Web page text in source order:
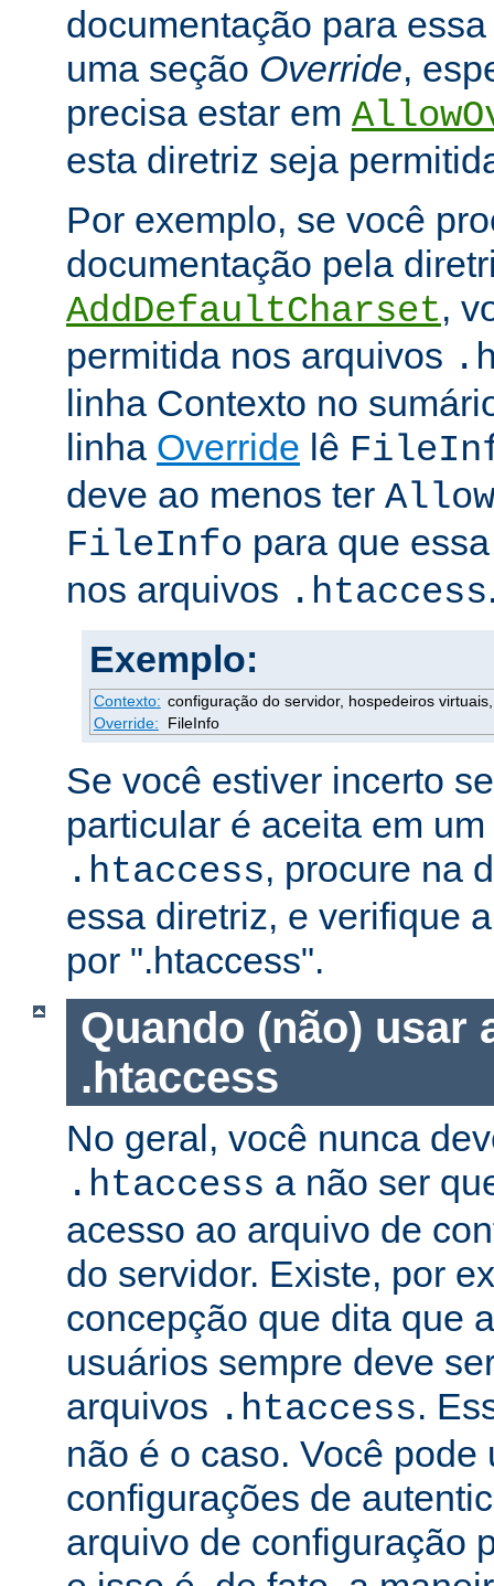
documentação para
uma seção Override,
precisa estar em
esta diretriz seja
Por exemplo, se você
documentação pela
AddDefaultCharset,
permitida nos arquivos
linha Contexto no
linha Override lê
deve ao menos ter
FileInfo para que
nos arquivos .htaccess
Exemplo:
Contexto: configuração do servidor, hospedeiros
Override:
FileInfo
Se você estiver incerto
particular é aceita em
.htaccess, procure na
essa diretriz, e verifique
por ".htaccess".
Quando (não) usar
.htaccess
No geral, você nunca
.htaccess a não ser
acesso ao arquivo de
do servidor. Existe, por
concepção que dita que
usuários sempre deve
arquivos .htaccess.
não é o caso. Você pode
configurações de
arquivo de configuração